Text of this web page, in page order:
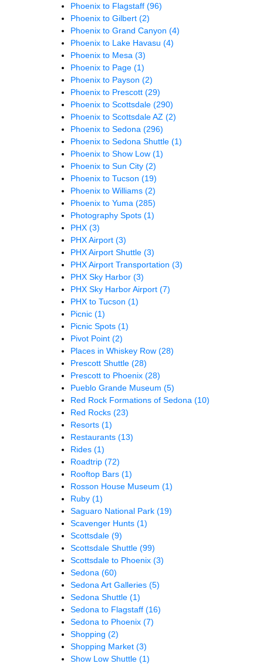
Phoenix to Flagstaff (96)
Phoenix to Gilbert (2)
Phoenix to Grand Canyon (4)
Phoenix to Lake Havasu (4)
Phoenix to Mesa (3)
Phoenix to Page (1)
Phoenix to Payson (2)
Phoenix to Prescott (29)
Phoenix to Scottsdale (290)
Phoenix to Scottsdale AZ (2)
Phoenix to Sedona (296)
Phoenix to Sedona Shuttle (1)
Phoenix to Show Low (1)
Phoenix to Sun City (2)
Phoenix to Tucson (19)
Phoenix to Williams (2)
Phoenix to Yuma (285)
Photography Spots (1)
PHX (3)
PHX Airport (3)
PHX Airport Shuttle (3)
PHX Airport Transportation (3)
PHX Sky Harbor (3)
PHX Sky Harbor Airport (7)
PHX to Tucson (1)
Picnic (1)
Picnic Spots (1)
Pivot Point (2)
Places in Whiskey Row (28)
Prescott Shuttle (28)
Prescott to Phoenix (28)
Pueblo Grande Museum (5)
Red Rock Formations of Sedona (10)
Red Rocks (23)
Resorts (1)
Restaurants (13)
Rides (1)
Roadtrip (72)
Rooftop Bars (1)
Rosson House Museum (1)
Ruby (1)
Saguaro National Park (19)
Scavenger Hunts (1)
Scottsdale (9)
Scottsdale Shuttle (99)
Scottsdale to Phoenix (3)
Sedona (60)
Sedona Art Galleries (5)
Sedona Shuttle (1)
Sedona to Flagstaff (16)
Sedona to Phoenix (7)
Shopping (2)
Shopping Market (3)
Show Low Shuttle (1)